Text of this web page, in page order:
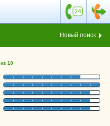
Новый поиск
из 10